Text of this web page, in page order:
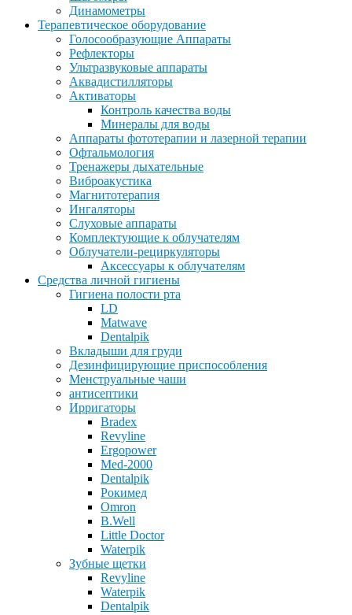
Динамометры
Терапевтическое оборудование
Голосообразующие Аппараты
Рефлекторы
Ультразвуковые аппараты
Аквадистилляторы
Активаторы
Контроль качества воды
Минералы для воды
Аппараты фототерапии и лазерной терапии
Офтальмология
Тренажеры дыхательные
Виброакустика
Магнитотерапия
Ингаляторы
Слуховые аппараты
Комплектующие к облучателям
Облучатели-рециркуляторы
Аксессуары к облучателям
Средства личной гигиены
Гигиена полости рта
LD
Matwave
Dentalpik
Вкладыши для груди
Дезинфицирующие приспособления
Менструальные чаши
антисептики
Ирригаторы
Bradex
Revyline
Ergopower
Med-2000
Dentalpik
Рокимед
Omron
B.Well
Little Doctor
Waterpik
Зубные щетки
Revyline
Waterpik
Dentalpik